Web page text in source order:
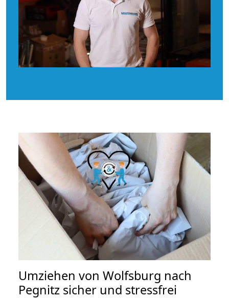
Umziehen von Wolfsburg nach
Pegnitz sicher und stressfrei